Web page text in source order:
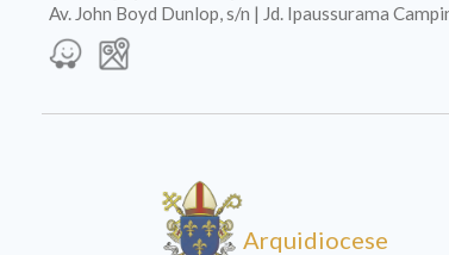
Av. John Boyd Dunlop, s/n | Jd. Ipaussurama
Arquidiocese